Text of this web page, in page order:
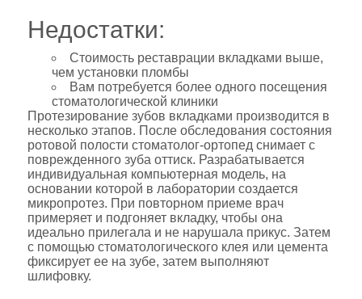
Недостатки:
Стоимость реставрации вкладками выше,
чем установки пломбы
Вам потребуется более одного посещения
стоматологической клиники
Протезирование зубов вкладками производится в
несколько этапов. После обследования состояния
ротовой полости стоматолог-ортопед снимает с
поврежденного зуба оттиск. Разрабатывается
индивидуальная компьютерная модель, на
основании которой в лаборатории создается
микропротез. При повторном приеме врач
примеряет и подгоняет вкладку, чтобы она
идеально прилегала и не нарушала прикус. Затем
с помощью стоматологического клея или цемента
фиксирует ее на зубе, затем выполняют
шлифовку.